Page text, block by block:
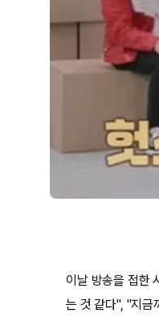
이날 방송을 접한
는 것 같다", "지금